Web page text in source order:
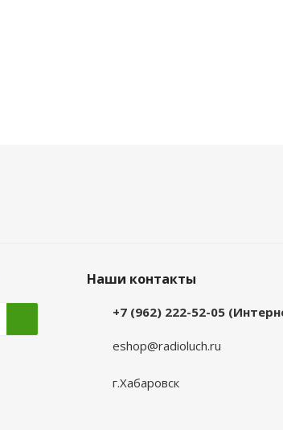
Наши контакты
+7 (962) 222-52-05
eshop@radioluch.ru
г.Хабаровск